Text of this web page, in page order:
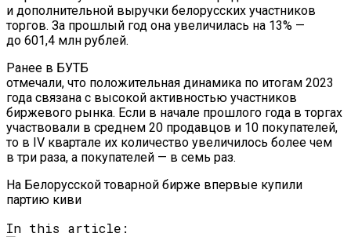
Мужчин И Женщин
и дополнительной выручки белорусских участников
торгов. За прошлый год она увеличилась на 13% —
до 601,4 млн рублей.
Ранее в БУТБ
отмечали, что положительная динамика по итогам 2023
года связана с высокой активностью участников
биржевого рынка. Если в начале прошлого года в торгах
участвовали в среднем 20 продавцов и 10 покупателей,
то в IV квартале их количество увеличилось более чем
в три раза, а покупателей — в семь раз.
На Белорусской товарной бирже впервые купили
партию киви
In this article: